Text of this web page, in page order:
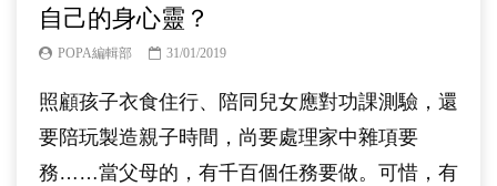
自己的身心靈？
POPA編輯部 31/01/2019
照顧孩子衣食住行、陪同兒女應對功課測驗，還
要陪玩製造親子時間，尚要處理家中雜項要
務……當父母的，有千百個任務要做。可惜，有